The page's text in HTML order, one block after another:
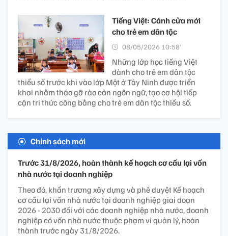
Tiếng Việt: Cánh cửa mới
cho trẻ em dân tộc
08/05/2026 10:58’
Những lớp học tiếng Việt
dành cho trẻ em dân tộc
thiểu số trước khi vào lớp Một ở Tây Ninh được triển
khai nhằm tháo gỡ rào cản ngôn ngữ, tạo cơ hội tiếp
cận tri thức công bằng cho trẻ em dân tộc thiểu số.
Chính sách mới
Trước 31/8/2026, hoàn thành kế hoạch cơ cấu lại vốn
nhà nước tại doanh nghiệp
Theo đó, khẩn trương xây dựng và phê duyệt Kế hoạch
cơ cấu lại vốn nhà nước tại doanh nghiệp giai đoạn
2026 - 2030 đối với các doanh nghiệp nhà nước, doanh
nghiệp có vốn nhà nước thuộc phạm vi quản lý, hoàn
thành trước ngày 31/8/2026.